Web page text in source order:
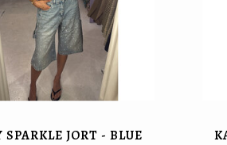
SPARKLE JORT - BLUE